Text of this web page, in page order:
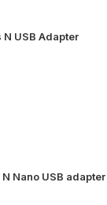
USB Adapter
Nano USB adapter